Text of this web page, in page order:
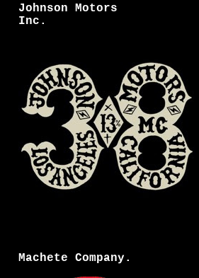
Johnson Motors
Inc.
Machete Company.